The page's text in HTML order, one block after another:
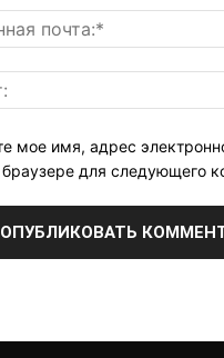
мое имя, адрес
браузере для следующего